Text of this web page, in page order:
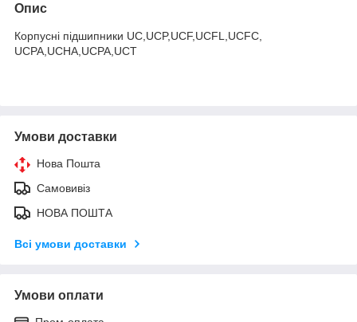
Опис
Корпусні підшипники UC,UCP,UCF,UCFL,UCFC,
UCPA,UCHA,UCPA,UCT
Умови доставки
Нова Пошта
Самовивіз
НОВА ПОШТА
Всі умови доставки
Умови оплати